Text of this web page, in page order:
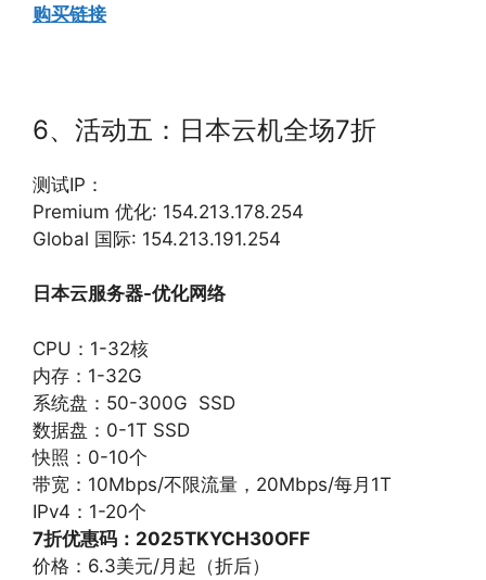
购买链接
6、活动五：日本云机全场7折
测试IP：
Premium 优化: 154.213.178.254
Global 国际: 154.213.191.254
日本云服务器-优化网络
CPU：1-32核
内存：1-32G
系统盘：50-300G SSD
数据盘：0-1T SSD
快照：0-10个
带宽：10Mbps/不限流量，20Mbps/每月1T
IPv4：1-20个
7折优惠码：2025TKYCH30OFF
价格：6.3美元/月起（折后）